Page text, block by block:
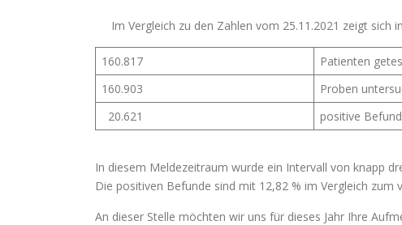
Im Vergleich zu den Zahlen vom 25.11.2021 zeigt sich
160.817
Patienten
160.903
Proben
20.621
positive
In diesem Meldezeitraum wurde ein Intervall von knapp
Die positiven Befunde sind mit 12,82 % im Vergleich
An dieser Stelle möchten wir uns für dieses Jahr Ihre